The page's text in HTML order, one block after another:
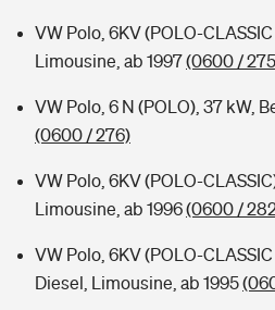
VW Polo, 6KV (POLO-
Limousine, ab 1997(0600 /
VW Polo, 6 N (POLO), 37 kW,
(0600 / 276)
VW Polo, 6KV (POLO-
Limousine, ab 1996(0600 /
VW Polo, 6KV (POLO-
Diesel, Limousine, ab 1995